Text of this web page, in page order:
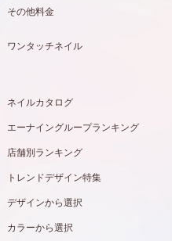
その他料金
ワンタッチネイル
ネイルカタログ
エーナイングループランキング
店舗別ランキング
トレンドデザイン特集
デザインから選択
カラーから選択